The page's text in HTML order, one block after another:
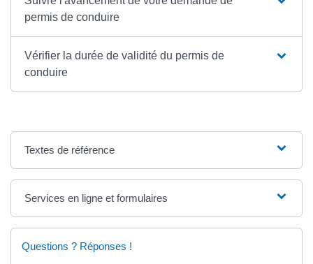
permis de conduire
Vérifier la durée de validité du permis de
conduire
Textes de référence
Services en ligne et formulaires
Questions ? Réponses !